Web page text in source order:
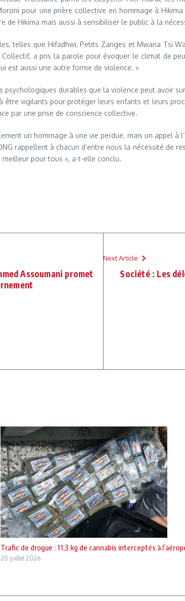
pour une prière collective en hommage à
de Hikima mais aussi à sensibiliser le public à la
telles que Hifadhwi, Petits Zanges et Mwana Tsi
a pris la parole pour évoquer le climat de
est aussi une autre forme de violence. »
durables que la violence peut avoir
vigilants pour protéger leurs enfants et leurs
par une prise de conscience collective.
un hommage à une vie perdue, mais un appel
rappellent à chacun d’entre nous la nécessité de
pour tous », a-t-elle conclu.
Assoumani promet
Next Article
Société : Les
Trafic de drogue : 11,3 kg de cannabis interceptés à
20 juillet 2026